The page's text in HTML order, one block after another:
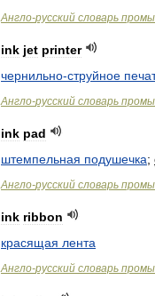
Англо-русский словарь
ink jet printer
чернильно-струйное
Англо-русский словарь
ink pad
штемпельная подушечка;
Англо-русский словарь
ink ribbon
красящая лента
Англо-русский словарь